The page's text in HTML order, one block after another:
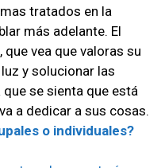
tratados en la
más adelante. El
vea que valoras su
y solucionar las
se sienta que está
a dedicar a sus cosas.
o individuales?